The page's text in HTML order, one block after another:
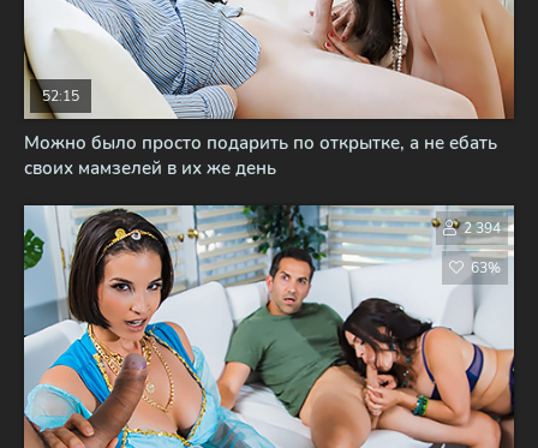
Можно было просто подарить по открытке, а не ебать
своих мамзелей в их же день
52:15
2 394
63%